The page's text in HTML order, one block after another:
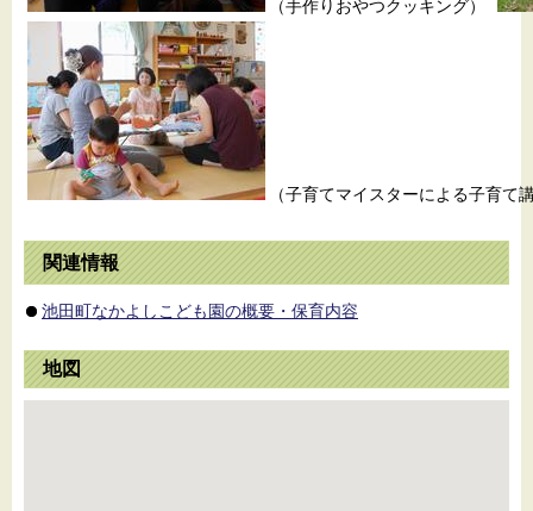
（手作りおやつクッキング）
（子育てマイスターによる子育て
関連情報
池田町なかよしこども園の概要・保育内容
地図